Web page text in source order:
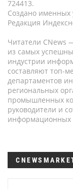
724413.
Создано именных
Редакция
Читатели CNews
из самых
индустрии
составляют топ-
департаментов
региональных
промышленных
руководители и
информационных